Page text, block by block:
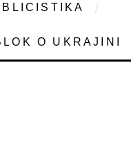
O UKRAJINI